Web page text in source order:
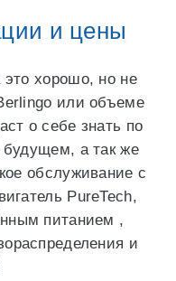
и цены
это хорошо, но не
или объеме
о себе знать по
будущем, а так же
обслуживание с
PureTech,
питанием ,
и